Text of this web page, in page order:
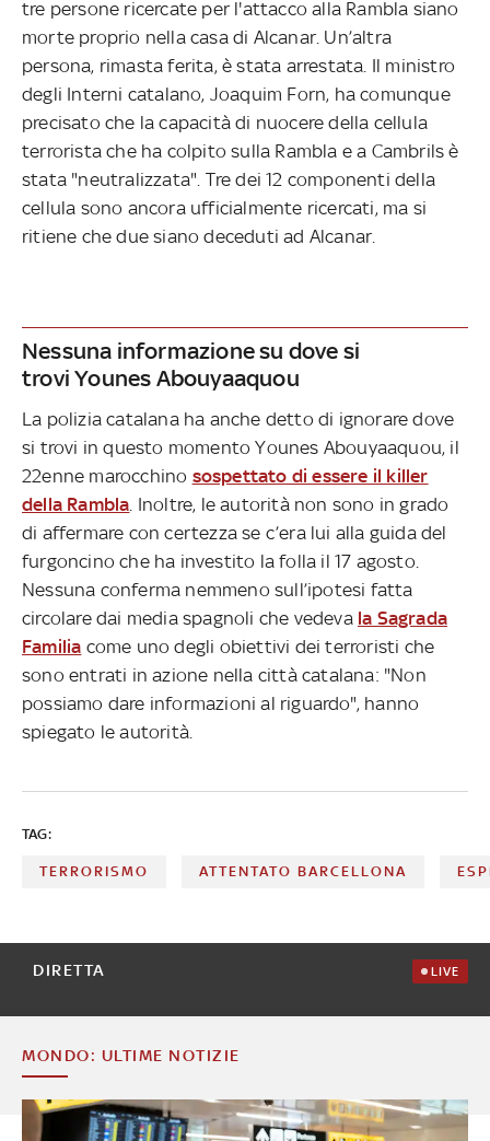
tre persone ricercate per l'attacco alla Rambla siano
morte proprio nella casa di Alcanar. Un’altra
persona, rimasta ferita, è stata arrestata. Il ministro
degli Interni catalano, Joaquim Forn, ha comunque
precisato che la capacità di nuocere della cellula
terrorista che ha colpito sulla Rambla e a Cambrils è
stata "neutralizzata". Tre dei 12 componenti della
cellula sono ancora ufficialmente ricercati, ma si
ritiene che due siano deceduti ad Alcanar.
Nessuna informazione su dove si
trovi Younes Abouyaaquou
La polizia catalana ha anche detto di ignorare dove
si trovi in questo momento Younes Abouyaaquou, il
22enne marocchino sospettato di essere il killer
della Rambla . Inoltre, le autorità non sono in grado
di affermare con certezza se c’era lui alla guida del
furgoncino che ha investito la folla il 17 agosto.
Nessuna conferma nemmeno sull’ipotesi fatta
circolare dai media spagnoli che vedeva la Sagrada
Familia come uno degli obiettivi dei terroristi che
sono entrati in azione nella città catalana: "Non
possiamo dare informazioni al riguardo", hanno
spiegato le autorità.
TAG:
TERRORISMO ATTENTATO BARCELLONA
DIRETTA LIVE
MONDO: ULTIME NOTIZIE